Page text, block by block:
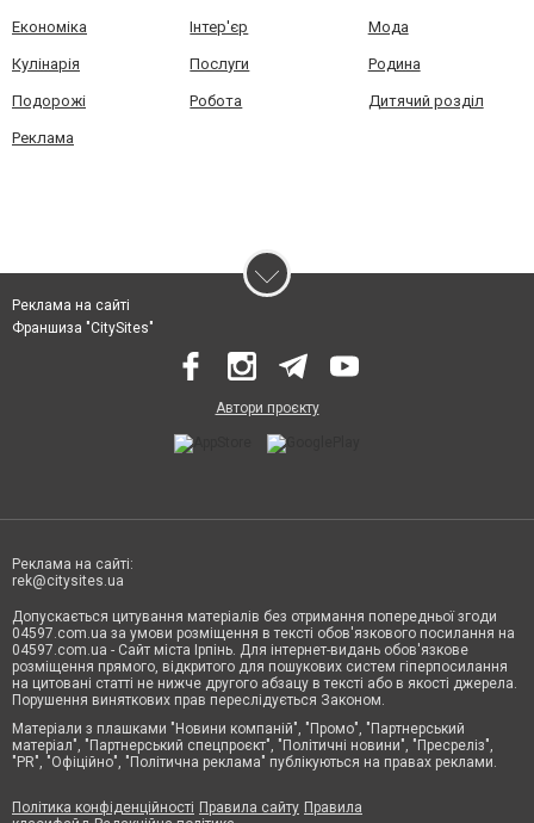
Економіка Інтер'єр Мода
Кулінарія Послуги Родина
Подорожі Робота Дитячий розділ
Реклама
Реклама на сайті
Франшиза "CitySites"
Автори проєкту
Реклама на сайті:
rek@citysites.ua
Допускається цитування матеріалів без отримання попередньої згоди
04597.com.ua за умови розміщення в тексті обов'язкового посилання на
04597.com.ua - Сайт міста Ірпінь. Для інтернет-видань обов'язкове
розміщення прямого, відкритого для пошукових систем гіперпосилання
на цитовані статті не нижче другого абзацу в тексті або в якості джерела.
Порушення виняткових прав переслідується Законом.
Матеріали з плашками "Новини компаній", "Промо", "Партнерський
матеріал", "Партнерський спецпроєкт", "Політичні новини", "Пресреліз",
"PR", "Офіційно", "Політична реклама" публікуються на правах реклами.
Політика конфіденційності Правила сайту Правила